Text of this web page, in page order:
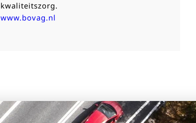
kwaliteitszorg.
www.bovag.nl